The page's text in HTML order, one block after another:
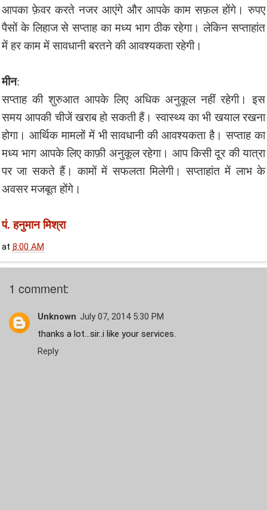
आपका फ़ेवर करते नजर आएंगे और आपके काम सफ़ल होंगे। रुपए
पैसों के लिहाज से सप्ताह का मध्य भाग ठीक रहेगा। लेकिन सप्ताहांत
में हर काम में सावधानी बरतने की आवश्यकता रहेगी।
मीन:
सप्ताह की शुरुआत आपके लिए अधिक अनुकूल नहीं रहेगी। इस
समय आपकी चीजें खराब हो सकती हैं। स्वास्थ्य का भी खयाल रखना
होगा। आर्थिक मामलों में भी सावधानी की आवश्यकता है। सप्ताह का
मध्य भाग आपके लिए काफ़ी अनुकूल रहेगा। आप किसी दूर की यात्रा
पर जा सकते हैं। कामों में सफलता मिलेगी। सप्ताहांत में लाभ के
अवसर मजबूत होंगे।
पं. हनुमान मिश्रा
at 8:00 AM
1 comment:
Unknown July 07, 2014 5:30 PM
thanks a lot...sir..i like your services.
Reply